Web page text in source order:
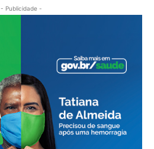
- Publicidade -